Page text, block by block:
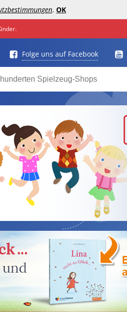
. OK
Folge uns auf Facebook